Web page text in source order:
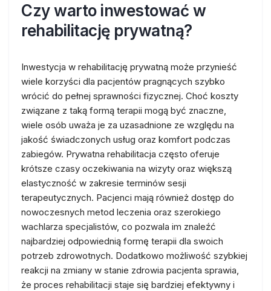
Czy warto inwestować w
rehabilitację prywatną?
Inwestycja w rehabilitację prywatną może przynieść
wiele korzyści dla pacjentów pragnących szybko
wrócić do pełnej sprawności fizycznej. Choć koszty
związane z taką formą terapii mogą być znaczne,
wiele osób uważa je za uzasadnione ze względu na
jakość świadczonych usług oraz komfort podczas
zabiegów. Prywatna rehabilitacja często oferuje
krótsze czasy oczekiwania na wizyty oraz większą
elastyczność w zakresie terminów sesji
terapeutycznych. Pacjenci mają również dostęp do
nowoczesnych metod leczenia oraz szerokiego
wachlarza specjalistów, co pozwala im znaleźć
najbardziej odpowiednią formę terapii dla swoich
potrzeb zdrowotnych. Dodatkowo możliwość szybkiej
reakcji na zmiany w stanie zdrowia pacjenta sprawia,
że proces rehabilitacji staje się bardziej efektywny i